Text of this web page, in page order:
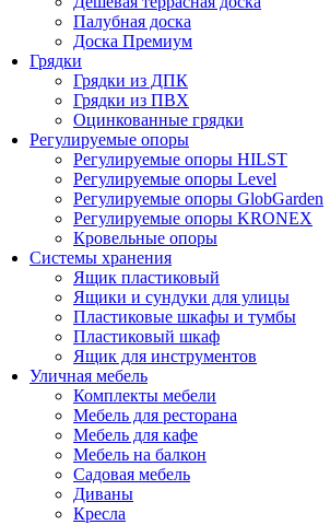
Палубная доска
Доска Премиум
Грядки
Грядки из ДПК
Грядки из ПВХ
Оцинкованные грядки
Регулируемые опоры
Регулируемые опоры HILST
Регулируемые опоры Level
Регулируемые опоры GlobGarden
Регулируемые опоры KRONEX
Кровельные опоры
Системы хранения
Ящик пластиковый
Ящики и сундуки для улицы
Пластиковые шкафы и тумбы
Пластиковый шкаф
Ящик для инструментов
Уличная мебель
Комплекты мебели
Мебель для ресторана
Мебель для кафе
Мебель на балкон
Садовая мебель
Диваны
Кресла